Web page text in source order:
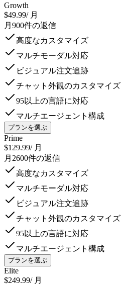
Growth
$49.99/ 月
月900件の返信
高度なカスタマイズ
マルチモーダル対応
ビジュアル注文追跡
チャット外観のカスタマイズ
95以上の言語に対応
マルチエージェント構成
プランを選ぶ
Prime
$129.99/ 月
月2600件の返信
高度なカスタマイズ
マルチモーダル対応
ビジュアル注文追跡
チャット外観のカスタマイズ
95以上の言語に対応
マルチエージェント構成
プランを選ぶ
Elite
$249.99/ 月